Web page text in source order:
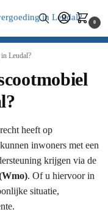
0
Leudal?
heeft op
inwoners met een
krijgen via de
. Of u hiervoor in
situatie,